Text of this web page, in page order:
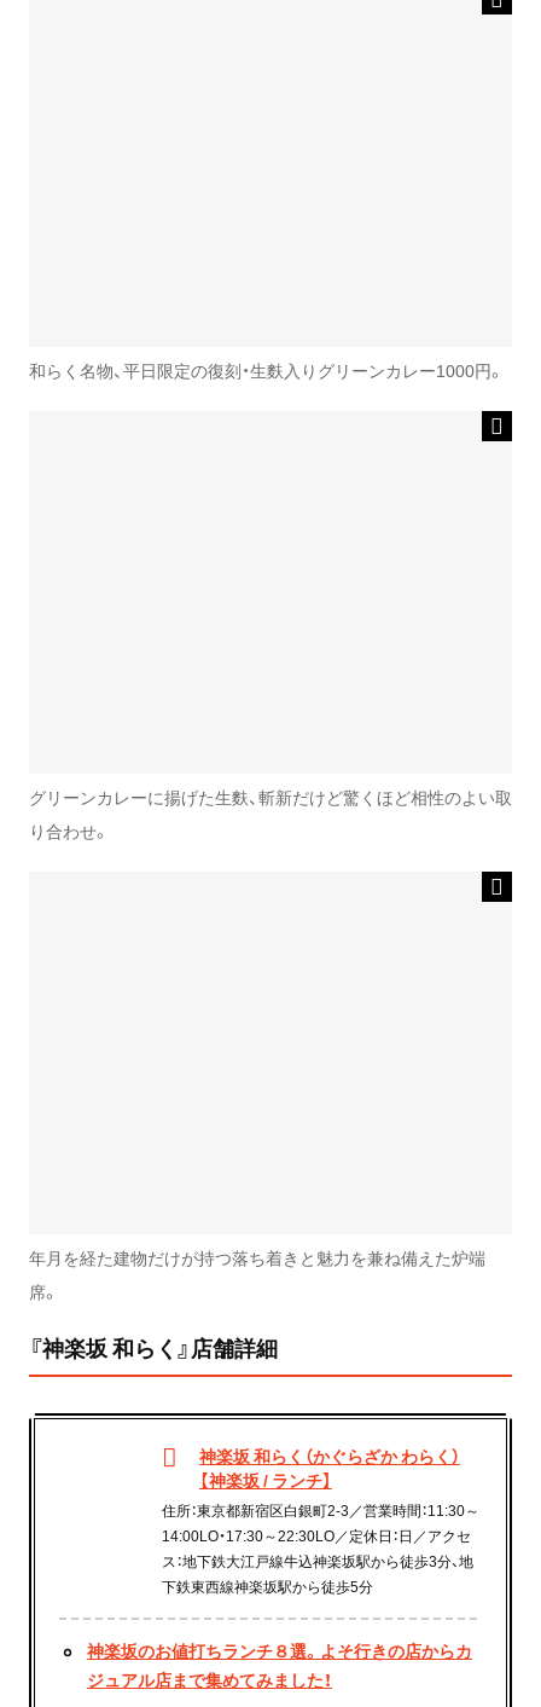
和らく名物、平日限定の復刻・生麩入りグリーンカレー1000円。
グリーンカレーに揚げた生麩、斬新だけど驚くほど相性のよい取
り合わせ。
年月を経た建物だけが持つ落ち着きと魅力を兼ね備えた炉端
席。
『神楽坂 和らく』店舗詳細
神楽坂 和らく（かぐらざか わらく）
【神楽坂 / ランチ】
住所：東京都新宿区白銀町2-3／営業時間：11:30～
14:00LO・17:30～22:30LO／定休日：日／アクセ
ス：地下鉄大江戸線牛込神楽坂駅から徒歩3分、地
下鉄東西線神楽坂駅から徒歩5分
神楽坂のお値打ちランチ８選。よそ行きの店からカ
ジュアル店まで集めてみました！